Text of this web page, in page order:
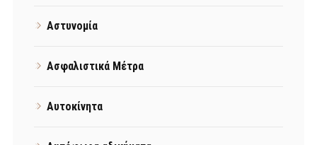
Αστυνομία
Ασφαλιστικά Μέτρα
Αυτοκίνητα